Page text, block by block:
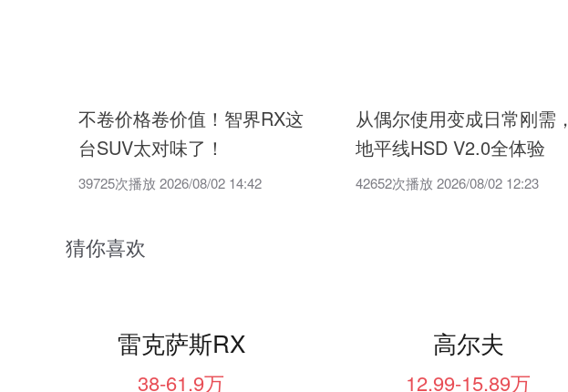
不卷价格卷价值！智界RX这
台SUV太对味了！
39725次播放 2026/08/02 14:42
从偶尔使用变成日常刚需，
地平线HSD V2.0全体验
42652次播放 2026/08/02 12:23
猜你喜欢
雷克萨斯RX
38-61.9万
高尔夫
12.99-15.89万